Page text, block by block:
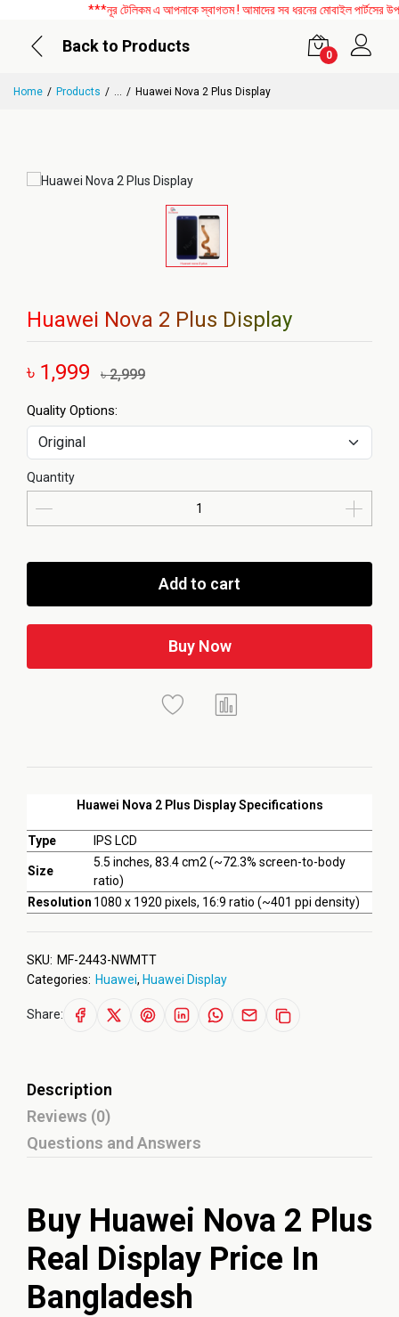
***নূর টেলিকম এ আপনাকে স্বাগতম ! আমাদের সব ধরনের মোবাইল পার্টসের
Back to Products
0
Home Products ... Huawei Nova 2 Plus Display
Huawei Nova 2 Plus Display
৳ 1,999 ৳ 2,999
Huawei Nova 2 Plus Display Specifications
Type IPS LCD
Size
5.5 inches, 83.4 cm2 (~72.3% screen-to-body
ratio)
Resolution 1080 x 1920 pixels, 16:9 ratio (~401 ppi density)
Quality Options:
Quantity
Add to cart
Buy Now
SKU: MF-2443-NWMTT
Categories: Huawei, Huawei Display
Share:
Description
Reviews (0)
Questions and Answers
Buy Huawei Nova 2 Plus
Real Display Price In
Bangladesh